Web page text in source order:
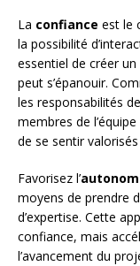
La confiance est le
la possibilité
essentiel de créer
peut s’épanouir.
les responsabilités
membres de
de se sentir
Favorisez l’
moyens de prendre
d’expertise. Cette
confiance, mais
l’avancement du